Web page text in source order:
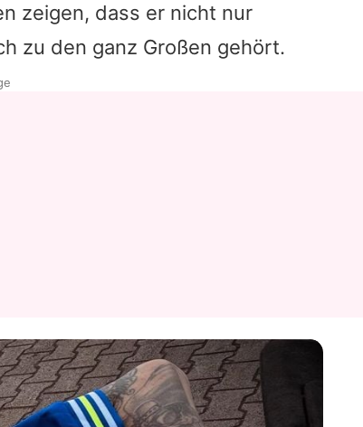
zeigen, dass er nicht nur
zu den ganz Großen gehört.